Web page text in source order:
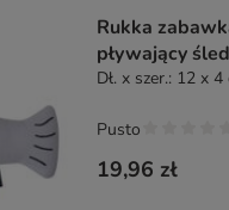
Rukka
pływający
Dł. x szer.: 12 x 4
19,96 zł
Pusto